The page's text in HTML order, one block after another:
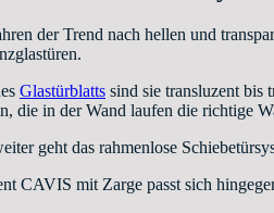
der Trend nach hellen und
Glastürblatts sind sie transluzent bis
die in der Wand laufen die richtige
geht das rahmenlose
CAVIS mit Zarge passt sich